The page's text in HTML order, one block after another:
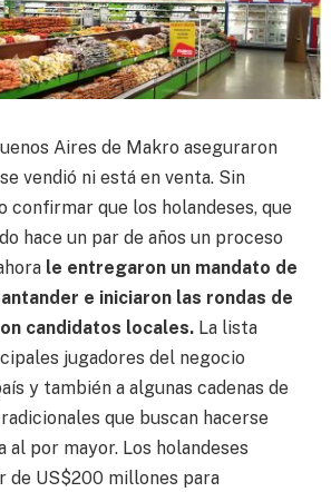
Aires de Makro aseguraron
vendió ni está en venta. Sin
confirmar que los holandeses, que
hace un par de años un proceso
le entregaron un mandato de
e iniciaron las rondas de
candidatos locales. La lista
jugadores del negocio
y también a algunas cadenas de
que buscan hacerse
al por mayor. Los holandeses
de US$200 millones para